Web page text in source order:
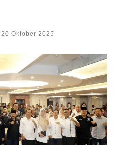
20 Oktober 2025